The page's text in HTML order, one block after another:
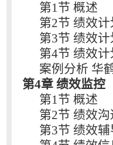
第1节 概述
第2节 绩效
第3节 绩效
第4节 绩效
案例分析 华
第4章 绩效监控
第1节 概述
第2节 绩效沟
第3节 绩效辅